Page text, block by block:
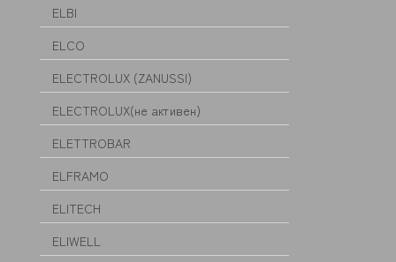
ELBI
ELCO
ELECTROLUX (ZANUSSI)
ELECTROLUX(не активен)
ELETTROBAR
ELFRAMO
ELITECH
ELIWELL